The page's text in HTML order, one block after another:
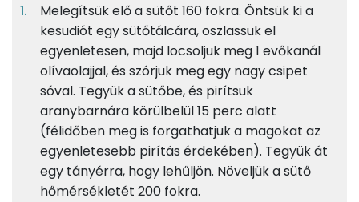
6%
Fehérje
29%
Szénhidrát
6%
Zsír
63gbasmati rizs
224 kcal
100gcsicseriborsó (konzerv)
139 kcal
25g kesudió
138 kcal
50gzöldborsó
Egy
adagban
4
adagban
100
grammban
6%
Fehérje
29%
Szénhidrát
6%
Zsír
59%
TOP ásványi anyagok
Foszfor
Nátrium
Melegítsük elő a sütőt 160 fokra. Öntsük ki a
kesudiót egy sütőtálcára, oszlassuk el
egyenletesen, majd locsoljuk meg 1 evőkanál
olívaolajjal, és szórjuk meg egy nagy csipet
sóval. Tegyük a sütőbe, és pirítsuk
aranybarnára körülbelül 15 perc alatt
(félidőben meg is forgathatjuk a magokat az
egyenletesebb pirítás érdekében). Tegyük át
egy tányérra, hogy lehűljön. Növeljük a sütő
hőmérsékletét 200 fokra.